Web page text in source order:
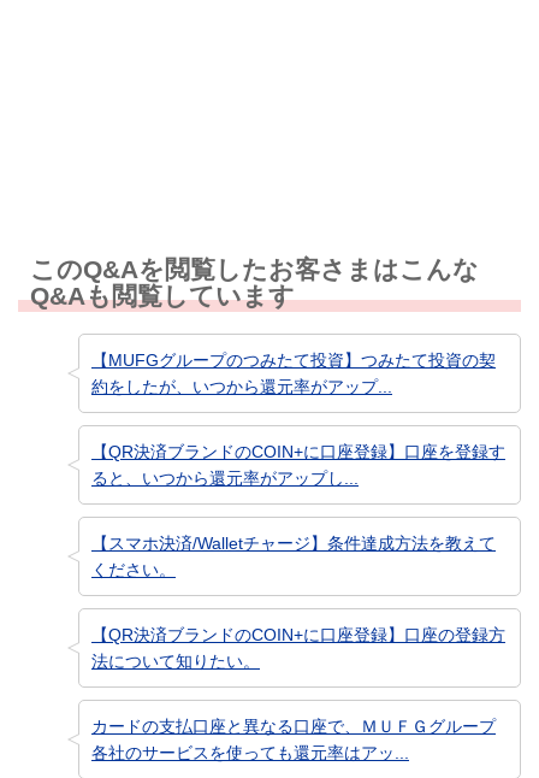
このQ&Aを閲覧したお客さまはこんな
Q&Aも閲覧しています
【MUFGグループのつみたて投資】つみたて投資の契
約をしたが、いつから還元率がアップ...
【QR決済ブランドのCOIN+に口座登録】口座を登録す
ると、いつから還元率がアップし...
【スマホ決済/Walletチャージ】条件達成方法を教えて
ください。
【QR決済ブランドのCOIN+に口座登録】口座の登録方
法について知りたい。
カードの支払口座と異なる口座で、ＭＵＦＧグループ
各社のサービスを使っても還元率はアッ...